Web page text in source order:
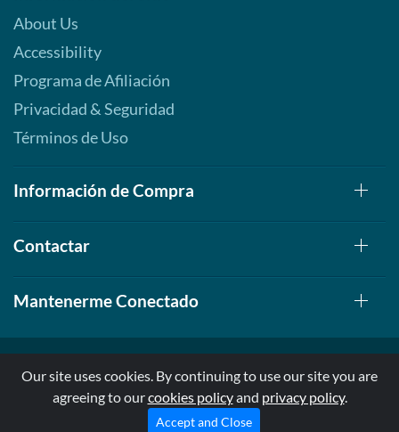
About Us
Accessibility
Programa de Afiliación
Privacidad & Seguridad
Términos de Uso
Información de Compra
Contactar
Mantenerme Conectado
© 1999-2026, AllStarHealth.com | All Rights Reserved
* Estas declaraciones no han sido evaluadas por la FDA
Our site uses cookies. By continuing to use our site you are
agreeing to ourcookies policyand privacy policy.
Accept and Close